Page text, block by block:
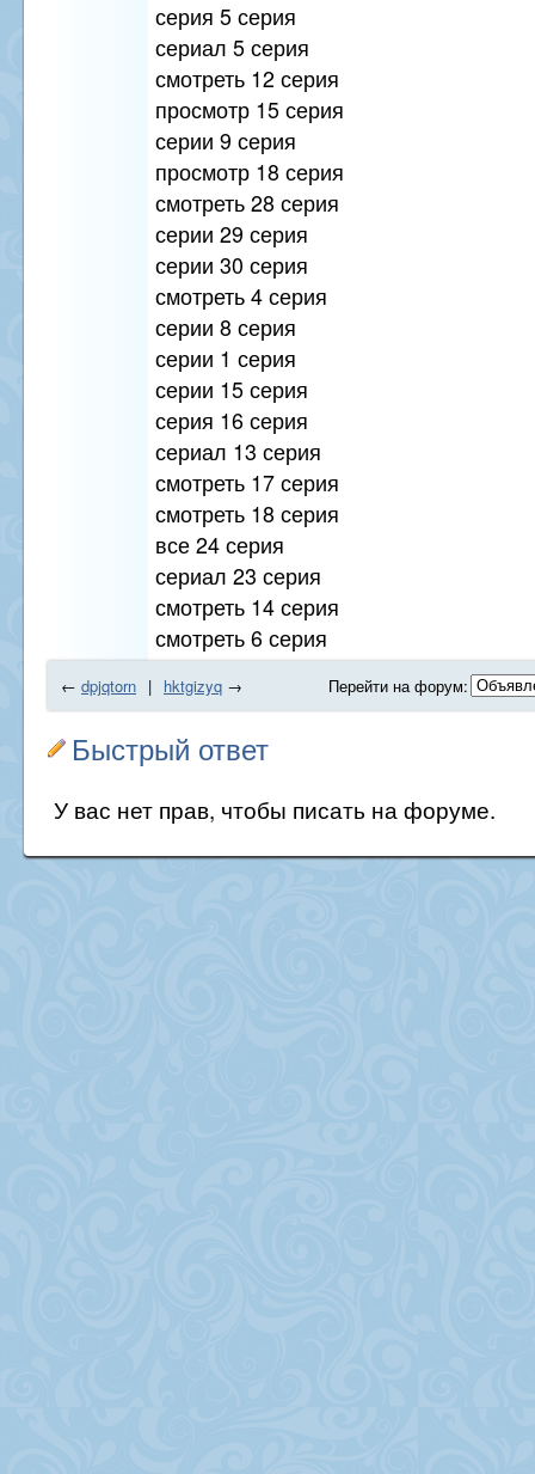
серия 5 серия
сериал 5 серия
смотреть 12 серия
просмотр 15 серия
серии 9 серия
просмотр 18 серия
смотреть 28 серия
серии 29 серия
серии 30 серия
смотреть 4 серия
серии 8 серия
серии 1 серия
серии 15 серия
серия 16 серия
сериал 13 серия
смотреть 17 серия
смотреть 18 серия
все 24 серия
сериал 23 серия
смотреть 14 серия
смотреть 6 серия
← dpjqtorn | hktgizyq → Перейти на форум:
Быстрый ответ
У вас нет прав, чтобы писать на форуме.